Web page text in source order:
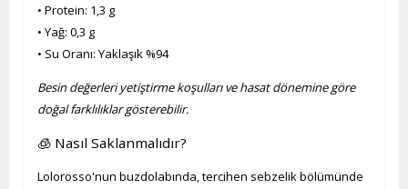
• Protein: 1,3 g
• Yağ: 0,3 g
• Su Oranı: Yaklaşık %94
Besin değerleri yetiştirme koşulları ve hasat dönemine göre
doğal farklılıklar gösterebilir.
🧊 Nasıl Saklanmalıdır?
Lolorosso'nun buzdolabında, tercihen sebzelik bölümünde